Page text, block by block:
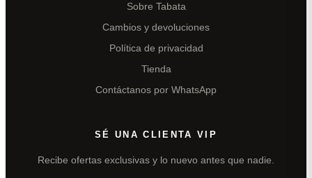
Sobre Tabata
Cambios y devoluciones
Política de privacidad
Tienda
Contáctanos por WhatsApp
SÉ UNA CLIENTA VIP
Recibe ofertas exclusivas y lo nuevo antes que nadie.